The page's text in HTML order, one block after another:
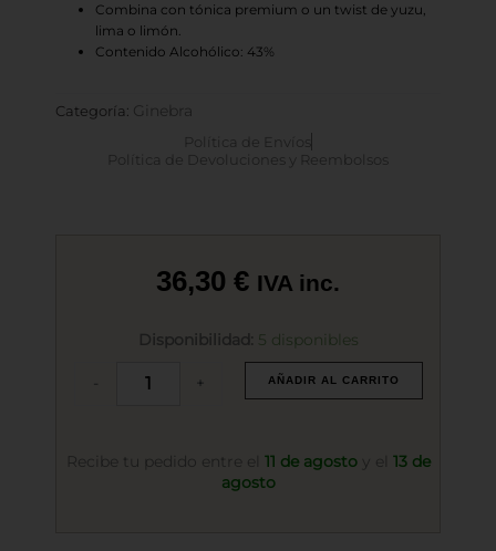
Combina con tónica premium o un twist de yuzu,
lima o limón.
Contenido Alcohólico: 43%
Categoría: Ginebra
Política de Envíos
Política de Devoluciones y Reembolsos
36,30 € IVA inc.
Disponibilidad: 5 disponibles
+ AÑADIR AL CARRITO
Recibe tu pedido entre el 11 de agostoy el 13 de
agosto